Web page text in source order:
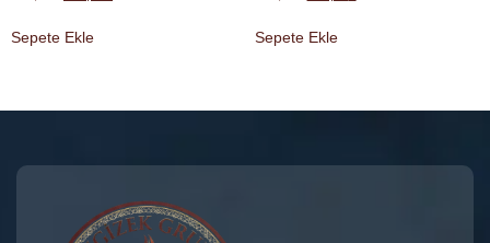
Sepete Ekle Sepete Ekle